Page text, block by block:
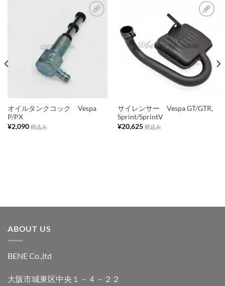
オイルタンクコック Vespa
P/PX
¥2,090 税込み
お
気
に
入
り
ス
サイレンサー Vespa GT/GTR,
Sprint/SprintV
¥20,625 税込み
ABOUT US
BENE Co.,ltd
大阪市城東区中央１－４－２２